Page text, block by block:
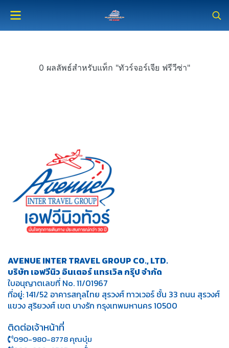
0 ผลลัพธ์สำหรับแท็ก "ทัวร์จอร์เจีย ฟรีวีซ่า"
AVENUE INTER TRAVEL GROUP CO., LTD.
บริษัท เอฟวีนิว อินเตอร์ แทรเวิล กรุ๊ป จำกัด
ใบอนุญาตเลขที่ No. 11/01967
ที่อยู่: 141/52 อาคารสกุลไทย สุรวงศ์ ทาวเวอร์ ชั้น 33 ถนน สุรวงศ์
แขวง สุริยวงศ์ เขต บางรัก กรุงเทพมหานคร 10500
ติดต่อเจ้าหน้าที่
090-980-8778 คุณบุ๋ม